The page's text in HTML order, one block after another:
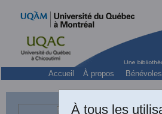
Accueil À propos Bénévoles
À tous les